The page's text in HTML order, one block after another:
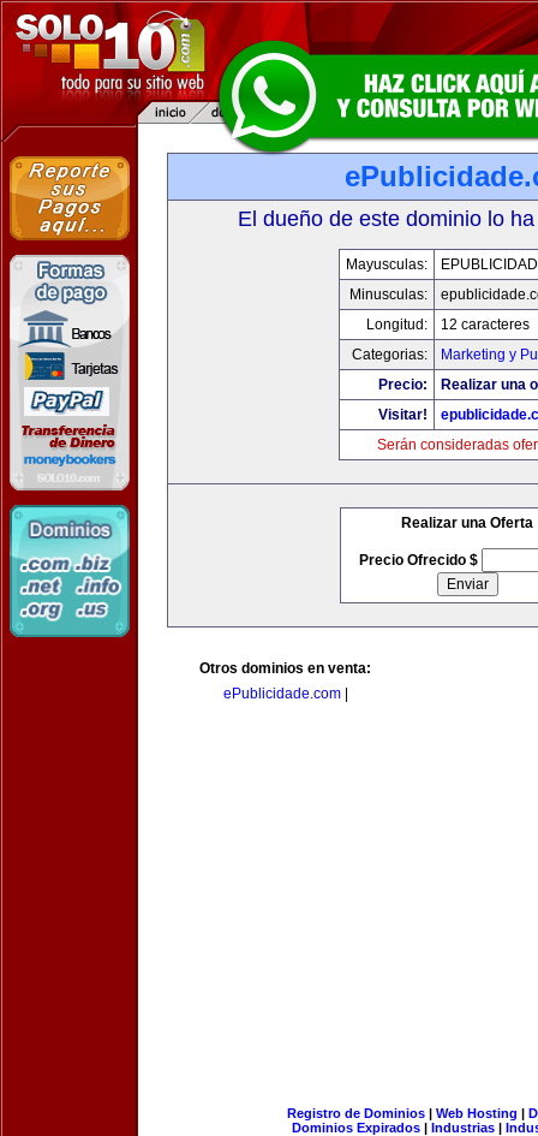
El dueño de este dominio lo
Mayusculas:
Minusculas:
Longitud:
12 caracteres
Categorias:
Marketing y
Precio:
Realizar una
Visitar!
Serán consideradas
Realizar una Oferta
Precio Ofrecido $
Otros dominios en venta:
ePublicidade.com|
Registro de Dominios| Web Hosting |
Dominios Expirados | Industrias |